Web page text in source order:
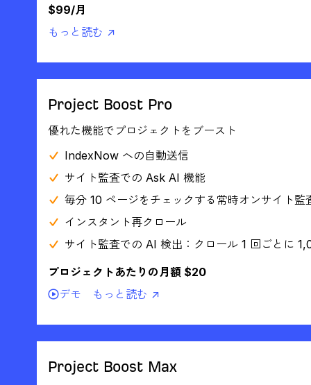
$99/月
もっと読む ↗
Project Boost Pro
優れた機能でプロジェクトをブースト
IndexNow への自動送信
サイト監査での Ask AI 機能
毎分 10 ページをチェックする常時オンサイト監
インスタント再クロール
サイト監査での AI 検出：クロール 1 回ごとに
プロジェクトあたりの月額 $20
デモ
もっと読む ↗
Project Boost Max